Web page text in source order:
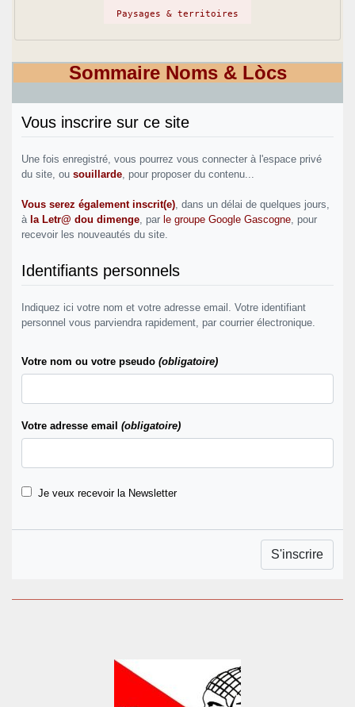
Paysages & territoires
Sommaire Noms & Lòcs
Vous inscrire sur ce site
Une fois enregistré, vous pourrez vous connecter à l'espace privé
du site, ou souillarde , pour proposer du contenu...
Vous serez également inscrit(e) , dans un délai de quelques jours,
à la Letr@ dou dimenge , par le groupe Google Gascogne , pour
recevoir les nouveautés du site.
Identifiants personnels
Indiquez ici votre nom et votre adresse email. Votre identifiant
personnel vous parviendra rapidement, par courrier électronique.
Votre nom ou votre pseudo (obligatoire)
Votre adresse email (obligatoire)
Je veux recevoir la Newsletter